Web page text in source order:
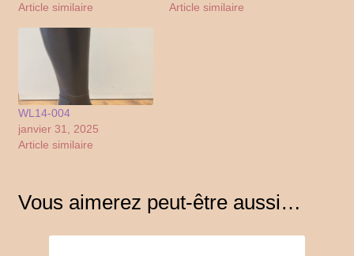
Article similaire
Article similaire
WL14-004
janvier 31, 2025
Article similaire
Vous aimerez peut-être aussi…